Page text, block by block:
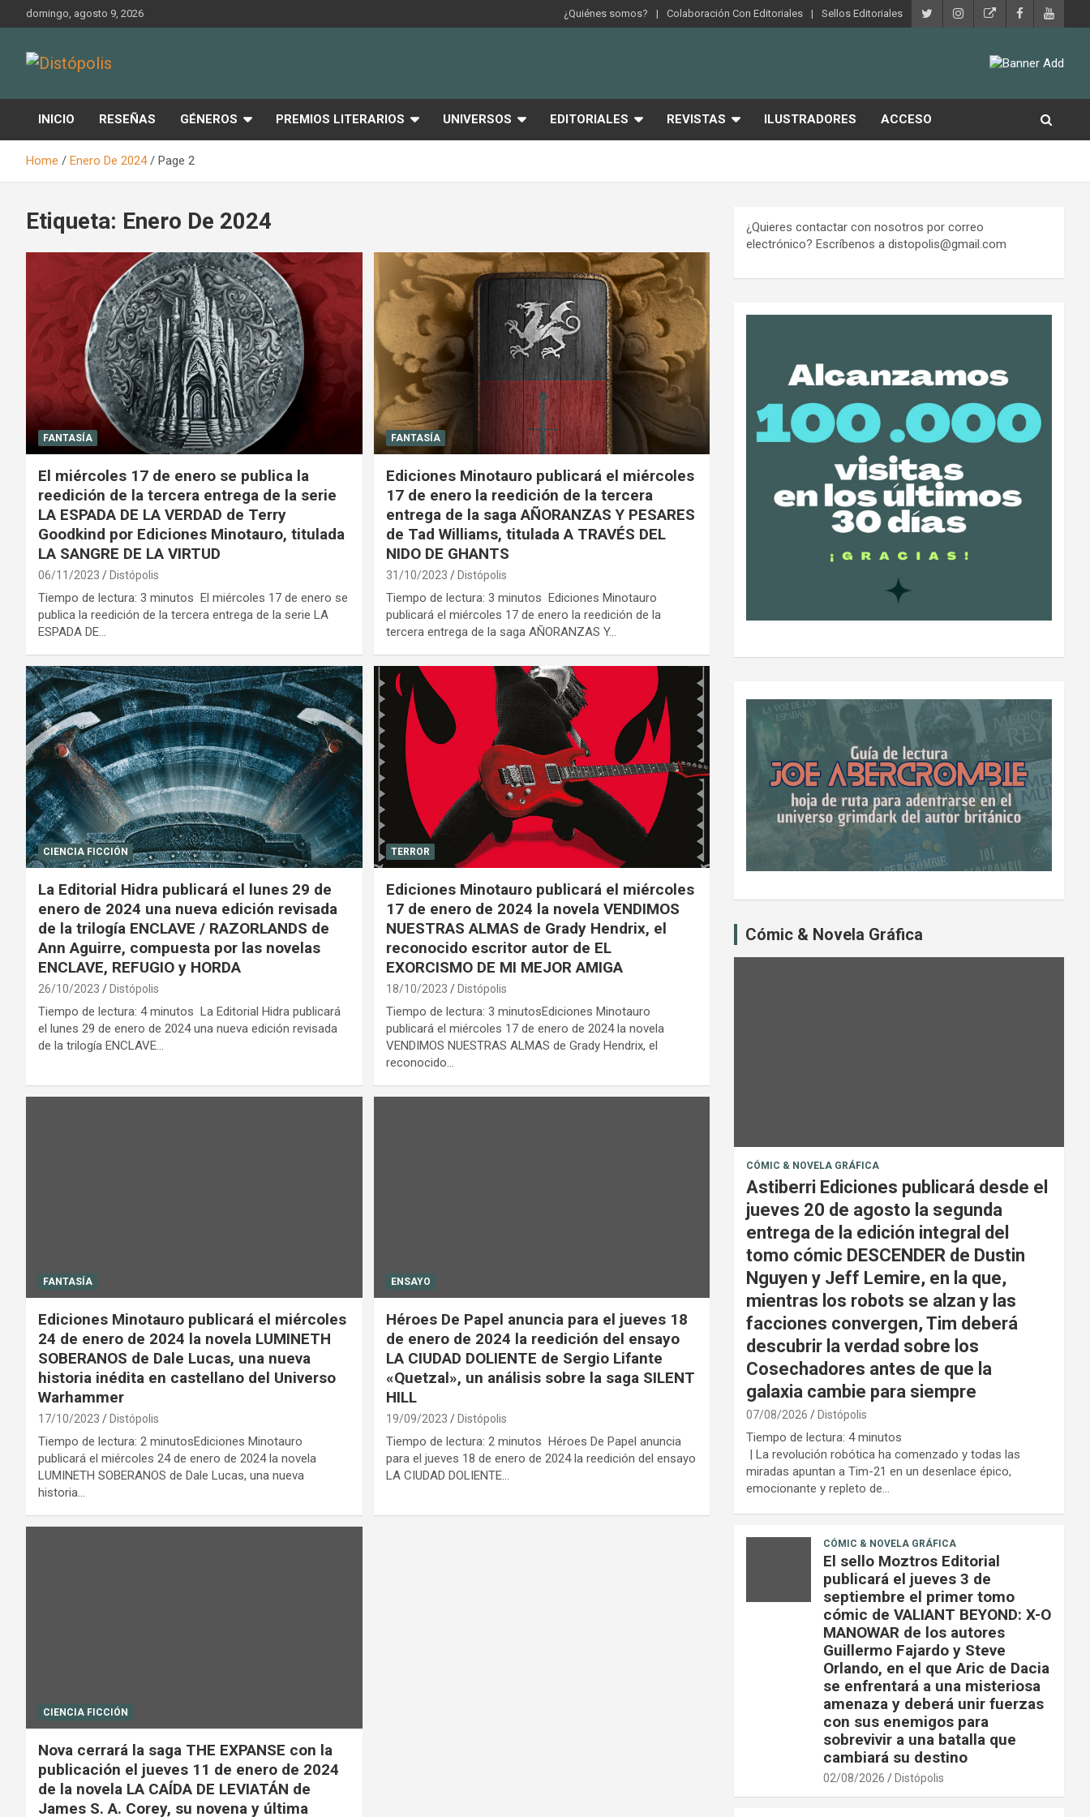
to
domingo, agosto 9, 2026 ¿Quiénes somos? Colaboración Con Editoriales Sellos Editoriales
Distópolis
INICIO RESEÑAS GÉNEROS PREMIOS LITERARIOS UNIVERSOS EDITORIALES REVISTAS ILUSTRADORES ACCESO
Home Enero De 2024 Page 2
Etiqueta: Enero De 2024
FANTASÍA
El miércoles 17 de enero se publica la
reedición de la tercera entrega de la serie
LA ESPADA DE LA VERDAD de Terry
Goodkind por Ediciones Minotauro, titulada
LA SANGRE DE LA VIRTUD
06/11/2023 Distópolis
Tiempo de lectura: 3 minutos El miércoles 17 de enero se
publica la reedición de la tercera entrega de la serie LA
ESPADA DE…
FANTASÍA
Ediciones Minotauro publicará el miércoles
17 de enero la reedición de la tercera
entrega de la saga AÑORANZAS Y PESARES
de Tad Williams, titulada A TRAVÉS DEL
NIDO DE GHANTS
31/10/2023 Distópolis
Tiempo de lectura: 3 minutos Ediciones Minotauro
publicará el miércoles 17 de enero la reedición de la
tercera entrega de la saga AÑORANZAS Y…
CIENCIA FICCIÓN
La Editorial Hidra publicará el lunes 29 de
enero de 2024 una nueva edición revisada
de la trilogía ENCLAVE / RAZORLANDS de
Ann Aguirre, compuesta por las novelas
ENCLAVE, REFUGIO y HORDA
26/10/2023 Distópolis
Tiempo de lectura: 4 minutos La Editorial Hidra publicará
el lunes 29 de enero de 2024 una nueva edición revisada
de la trilogía ENCLAVE…
TERROR
Ediciones Minotauro publicará el miércoles
17 de enero de 2024 la novela VENDIMOS
NUESTRAS ALMAS de Grady Hendrix, el
reconocido escritor autor de EL
EXORCISMO DE MI MEJOR AMIGA
18/10/2023 Distópolis
Tiempo de lectura: 3 minutosEdiciones Minotauro
publicará el miércoles 17 de enero de 2024 la novela
VENDIMOS NUESTRAS ALMAS de Grady Hendrix, el
reconocido…
FANTASÍA
Ediciones Minotauro publicará el miércoles
24 de enero de 2024 la novela LUMINETH
SOBERANOS de Dale Lucas, una nueva
historia inédita en castellano del Universo
Warhammer
17/10/2023 Distópolis
Tiempo de lectura: 2 minutosEdiciones Minotauro
publicará el miércoles 24 de enero de 2024 la novela
LUMINETH SOBERANOS de Dale Lucas, una nueva
historia…
ENSAYO
Héroes De Papel anuncia para el jueves 18
de enero de 2024 la reedición del ensayo
LA CIUDAD DOLIENTE de Sergio Lifante
«Quetzal», un análisis sobre la saga SILENT
HILL
19/09/2023 Distópolis
Tiempo de lectura: 2 minutos Héroes De Papel anuncia
para el jueves 18 de enero de 2024 la reedición del ensayo
LA CIUDAD DOLIENTE…
CIENCIA FICCIÓN
Nova cerrará la saga THE EXPANSE con la
publicación el jueves 11 de enero de 2024
de la novela LA CAÍDA DE LEVIATÁN de
James S. A. Corey, su novena y última
¿Quieres contactar con nosotros por correo
electrónico? Escríbenos a distopolis@gmail.com
Cómic & Novela Gráfica
CÓMIC & NOVELA GRÁFICA
Astiberri Ediciones publicará desde el
jueves 20 de agosto la segunda
entrega de la edición integral del
tomo cómic DESCENDER de Dustin
Nguyen y Jeff Lemire, en la que,
mientras los robots se alzan y las
facciones convergen, Tim deberá
descubrir la verdad sobre los
Cosechadores antes de que la
galaxia cambie para siempre
07/08/2026 Distópolis
Tiempo de lectura: 4 minutos
| La revolución robótica ha comenzado y todas las
miradas apuntan a Tim-21 en un desenlace épico,
emocionante y repleto de…
CÓMIC & NOVELA GRÁFICA
El sello Moztros Editorial
publicará el jueves 3 de
septiembre el primer tomo
cómic de VALIANT BEYOND: X-O
MANOWAR de los autores
Guillermo Fajardo y Steve
Orlando, en el que Aric de Dacia
se enfrentará a una misteriosa
amenaza y deberá unir fuerzas
con sus enemigos para
sobrevivir a una batalla que
cambiará su destino
02/08/2026 Distópolis